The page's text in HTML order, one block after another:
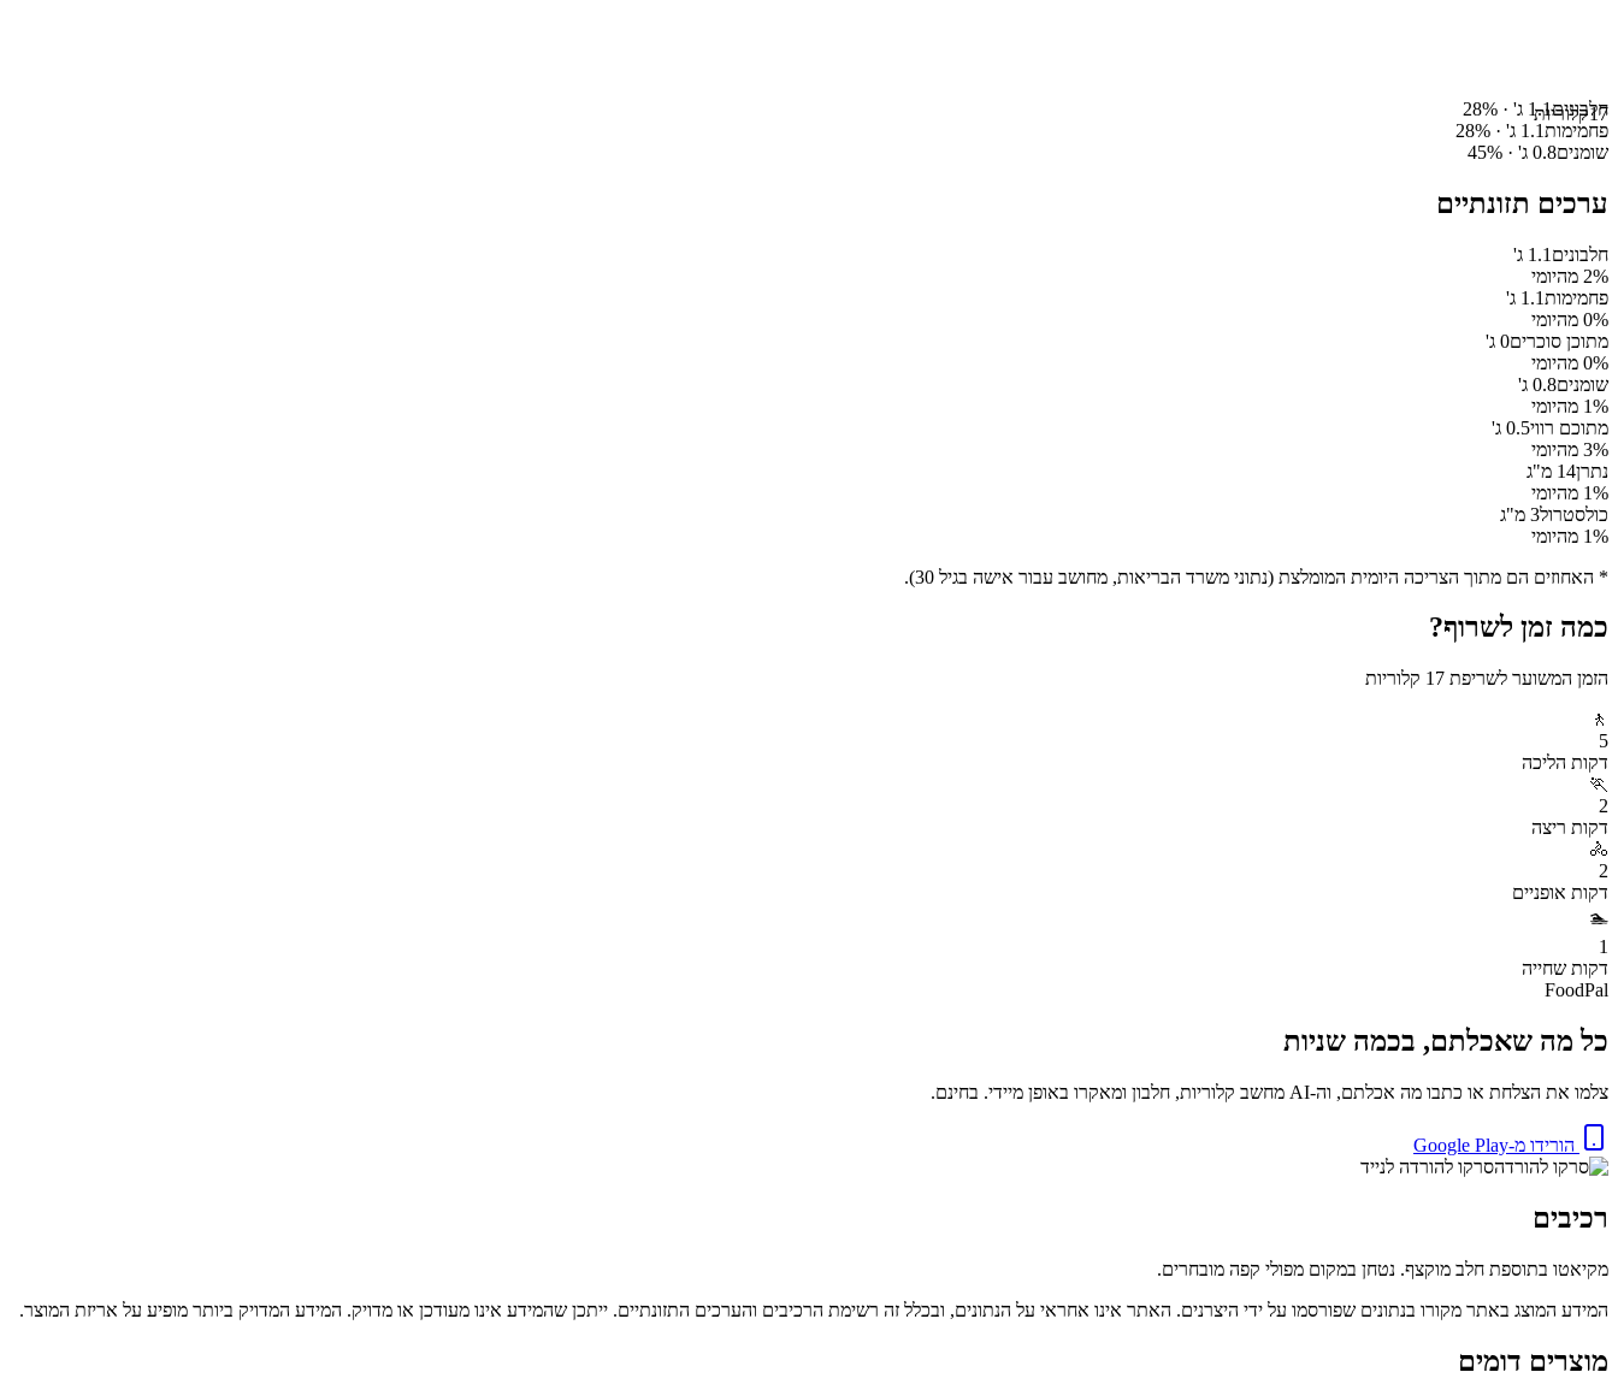
17קלוריות
חלבונים1.1 ג' · 28%
פחמימות1.1 ג' · 28%
שומנים0.8 ג' · 45%
ערכים תזונתיים
חלבונים 1.1 ג'
2% מהיומי
פחמימות1.1 ג'
0% מהיומי
מתוכן סוכרים0 ג'
0% מהיומי
שומנים0.8 ג'
1% מהיומי
מתוכם רווי0.5 ג'
3% מהיומי
נתרן14 מ"ג
1% מהיומי
כולסטרול3 מ"ג
1% מהיומי
* האחוזים הם מתוך הצריכה היומית המומלצת (נתוני משרד הבריאות, מחושב עבור אישה בגיל 30).
כמה זמן לשרוף?
הזמן המשוער לשריפת 17 קלוריות
🚶
5
דקות הליכה
🏃
2
דקות ריצה
🚴
2
דקות אופניים
🏊
1
דקות שחייה
FoodPal
כל מה שאכלתם, בכמה שניות
צלמו את הצלחת או כתבו מה אכלתם, וה-AI מחשב קלוריות, חלבון ומאקרו באופן מיידי. בחינם.
הורידו מ-Google Play
סרקו להורדה לנייד
רכיבים
מקיאטו בתוספת חלב מוקצף. נטחן במקום מפולי קפה מובחרים.
המידע המוצג באתר מקורו בנתונים שפורסמו על ידי היצרנים. האתר אינו אחראי על הנתונים, ובכלל זה רשימת הרכיבים והערכים התזונתיים. ייתכן שהמידע אינו מעודכן או מדויק. המידע המדויק ביותר מופיע על אריזת המוצר.
מוצרים דומים